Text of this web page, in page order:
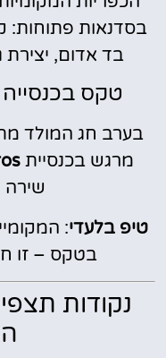
בסדנאות פתוחות:
בד אדום, יצירת
טקס
בערב חג המולד
מרגש בכנסיית
שירה
טיפ בלעדי:
בטקס – זו
נקודות